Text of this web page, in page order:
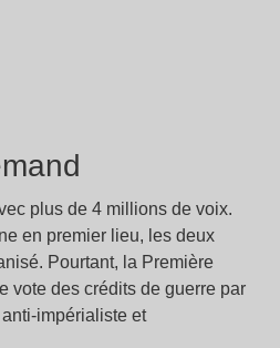
plus de 4 millions de voix.
en premier lieu, les deux
Pourtant, la Première
vote des crédits de guerre par
impérialiste et